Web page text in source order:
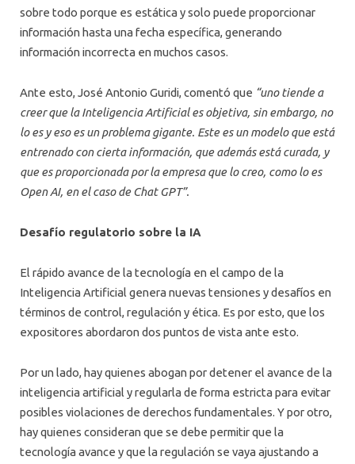
sobre todo porque es estática y solo puede proporcionar
información hasta una fecha específica, generando
información incorrecta en muchos casos.
Ante esto, José Antonio Guridi, comentó que “uno tiende a
creer que la Inteligencia Artificial es objetiva, sin embargo, no
lo es y eso es un problema gigante. Este es un modelo que está
entrenado con cierta información, que además está curada, y
que es proporcionada por la empresa que lo creo, como lo es
Open AI, en el caso de Chat GPT”.
Desafío regulatorio sobre la IA
El rápido avance de la tecnología en el campo de la
Inteligencia Artificial genera nuevas tensiones y desafíos en
términos de control, regulación y ética. Es por esto, que los
expositores abordaron dos puntos de vista ante esto.
Por un lado, hay quienes abogan por detener el avance de la
inteligencia artificial y regularla de forma estricta para evitar
posibles violaciones de derechos fundamentales. Y por otro,
hay quienes consideran que se debe permitir que la
tecnología avance y que la regulación se vaya ajustando a